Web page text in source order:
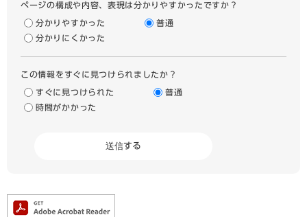
ページの構成や内容、表現は分かりやすかったですか？
分かりやすかった
普通
分かりにくかった
この情報をすぐに見つけられましたか？
すぐに見つけられた
普通
時間がかかった